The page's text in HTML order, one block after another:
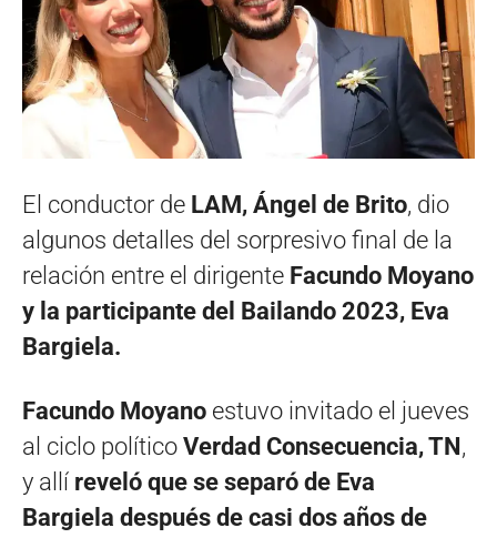
El conductor de LAM, Ángel de Brito, dio
algunos detalles del sorpresivo final de la
relación entre el dirigente Facundo Moyano
y la participante del Bailando 2023, Eva
Bargiela.
Facundo Moyano estuvo invitado el jueves
al ciclo político Verdad Consecuencia, TN ,
y allí reveló que se separó de Eva
Bargiela después de casi dos años de